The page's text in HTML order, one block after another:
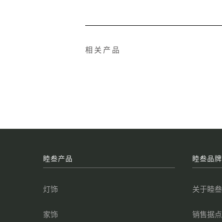
相关产品
睦叁产品
灯饰
家饰
睦叁品牌
关于睦叁
销售据点